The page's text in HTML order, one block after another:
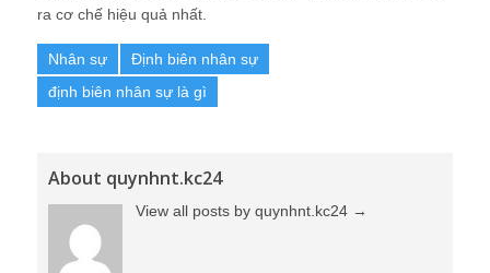
ra cơ chế hiệu quả nhất.
Nhân sự
Định biên nhân sự
định biên nhân sự là gì
About quynhnt.kc24
View all posts by quynhnt.kc24 →